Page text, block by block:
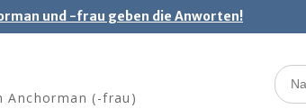
und -frau geben die Anworten!
Anchorman (-frau)
Search
for: